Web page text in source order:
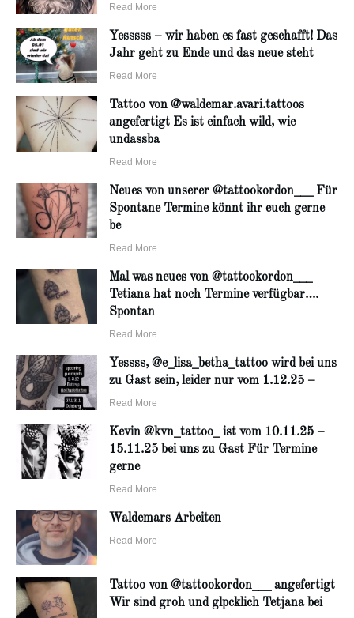
Read More
Yesssss – wir haben es fast geschafft! Das
Jahr geht zu Ende und das neue steht
Read More
Tattoo von @waldemar.avari.tattoos
angefertigt Es ist einfach wild, wie
undassba
Read More
Neues von unserer @tattookordon___ Für
Spontane Termine könnt ihr euch gerne
be
Read More
Mal was neues von @tattookordon___
Tetiana hat noch Termine verfügbar….
Spontan
Read More
Yessss, @e_lisa_betha_tattoo wird bei uns
zu Gast sein, leider nur vom 1.12.25 –
Read More
Kevin @kvn_tattoo_ ist vom 10.11.25 –
15.11.25 bei uns zu Gast Für Termine
gerne
Read More
Waldemars Arbeiten
Read More
Tattoo von @tattookordon___ angefertigt
Wir sind groh und glpcklich Tetjana bei